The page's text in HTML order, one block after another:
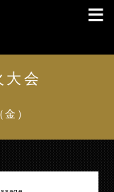
≡
大会
金）